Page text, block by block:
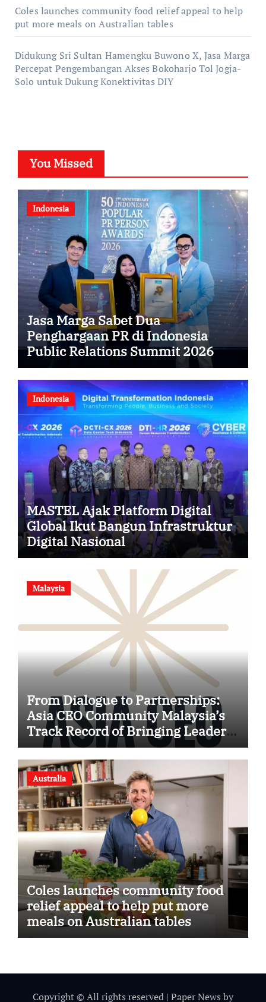
Coles launches community food relief appeal to help
put more meals on Australian tables
Didukung Sri Sultan Hamengku Buwono X, Jasa Marga
Percepat Pengembangan Akses Bokoharjo Tol Jogja-
Solo untuk Dukung Konektivitas DIY
You Missed
Indonesia
Jasa Marga Sabet Dua
Penghargaan PR di Indonesia
Public Relations Summit 2026
Indonesia
MASTEL Ajak Platform Digital
Global Ikut Bangun Infrastruktur
Digital Nasional
Malaysia
From Dialogue to Partnerships:
Asia CEO Community Malaysia’s
Track Record of Bringing Leaders
Together
Australia
Coles launches community food
relief appeal to help put more
meals on Australian tables
Copyright © All rights reserved | Paper News by